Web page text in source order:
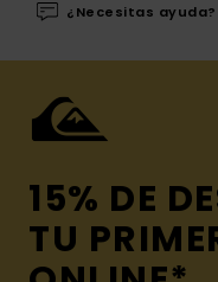
¿Necesitas ayuda?
15% DE
TU